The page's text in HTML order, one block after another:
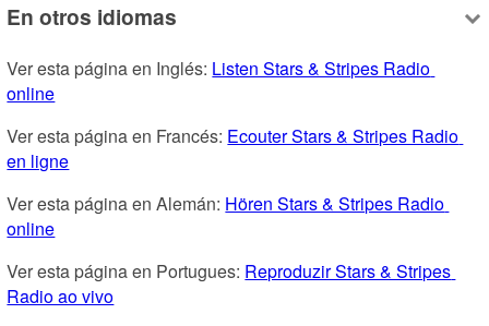
En otros idiomas
Ver esta página en Inglés: Listen Stars & Stripes Radio
online
Ver esta página en Francés: Ecouter Stars & Stripes Radio
en ligne
Ver esta página en Alemán: Hören Stars & Stripes Radio
online
Ver esta página en Portugues: Reproduzir Stars & Stripes
Radio ao vivo